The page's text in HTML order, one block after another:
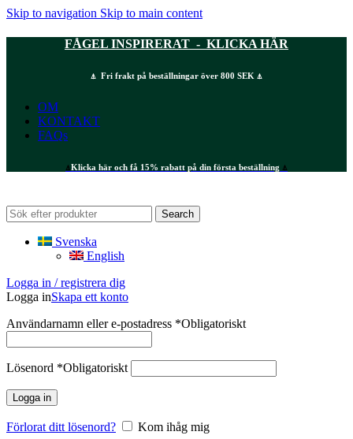
Skip to navigation Skip to main content
FÅGEL INSPIRERAT - KLICKA HÄR
⍋ Fri frakt på beställningar över 800 SEK ⍋
OM
KONTAKT
FAQs
⍋Klicka här och få 15% rabatt på din första beställning ⍋
Search
Svenska
English
Logga in / registrera dig
Logga inSkapa ett konto
Användarnamn eller e-postadress *Obligatoriskt
Lösenord *Obligatoriskt
Logga in
Förlorat ditt lösenord?
Kom ihåg mig